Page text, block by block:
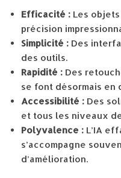
Efficacité : Les
précision
Simplicité : Des
des outils.
Rapidité : Des
se font désormais en
Accessibilité : Des
et tous les niveaux
Polyvalence : L’IA
s’accompagne
d’amélioration.